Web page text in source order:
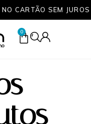
CARTÃO SEM
0